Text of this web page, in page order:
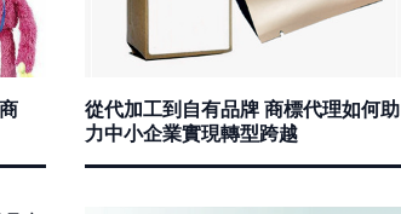
從代加工到自有品牌 商標代理如何助
力中小企業實現轉型跨越